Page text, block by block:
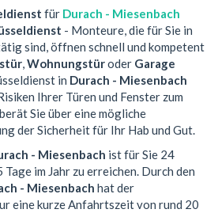
für Durach - Miesenbach
- Monteure, die für Sie in
sind, öffnen schnell und kompetent
,Wohnungstüroder Garage
in Durach - Miesenbach
Ihrer Türen und Fenster zum
Sie über eine mögliche
der Sicherheit für Ihr Hab und Gut.
- Miesenbach ist für Sie 24
Tage im Jahr zu erreichen. Durch den
- Miesenbach hat der
eine kurze Anfahrtszeit von rund 20